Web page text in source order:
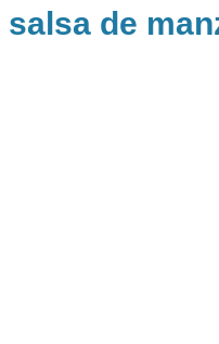
salsa de